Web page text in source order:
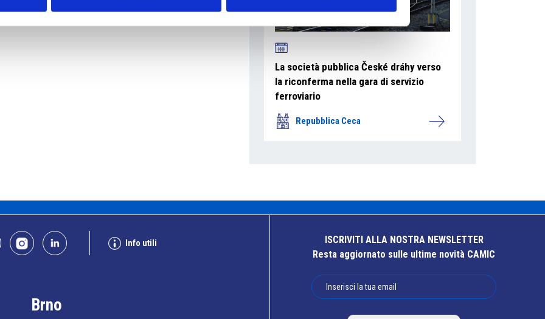
La società pubblica České dráhy verso
la riconferma nella gara di servizio
ferroviario
Repubblica Ceca
Info utili
Brno
ISCRIVITI ALLA NOSTRA NEWSLETTER
Resta aggiornato sulle ultime novità CAMIC